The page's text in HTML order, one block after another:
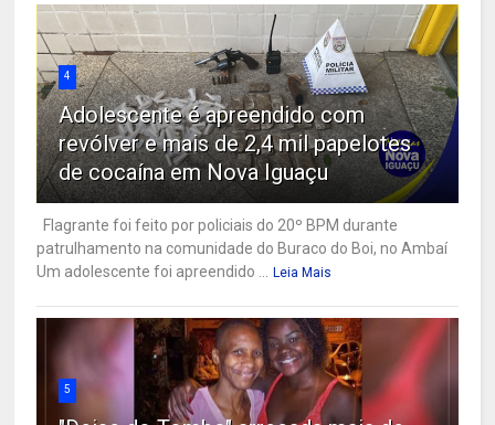
4
Adolescente é apreendido com
revólver e mais de 2,4 mil papelotes
de cocaína em Nova Iguaçu
Flagrante foi feito por policiais do 20º BPM durante
patrulhamento na comunidade do Buraco do Boi, no Ambaí
Um adolescente foi apreendido ... Leia Mais
5